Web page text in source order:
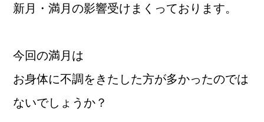
新月・満月の影響受けまくっております。
今回の満月は
お身体に不調をきたした方が多かったのでは
ないでしょうか？